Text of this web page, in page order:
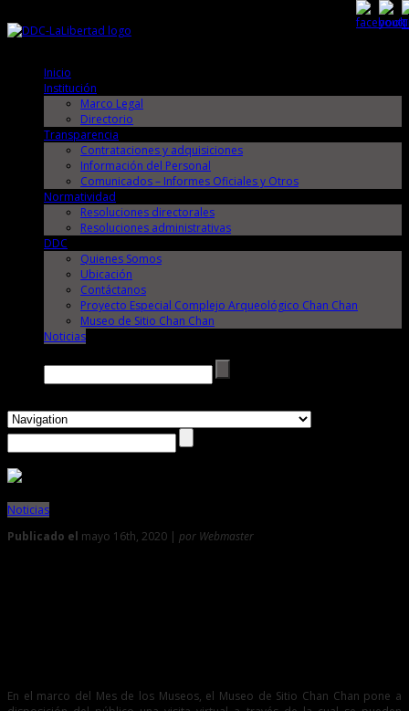
Inicio
Institución
Marco Legal
Directorio
Transparencia
Contrataciones y adquisiciones
Información del Personal
Comunicados – Informes Oficiales y Otros
Normatividad
Resoluciones directorales
Resoluciones administrativas
DDC
Quienes Somos
Ubicación
Contáctanos
Proyecto Especial Complejo Arqueológico Chan Chan
Museo de Sitio Chan Chan
Noticias
Noticias
Publicado el mayo 16th, 2020 | por Webmaster
En el marco del Mes de los Museos, el Museo de Sitio Chan Chan pone a